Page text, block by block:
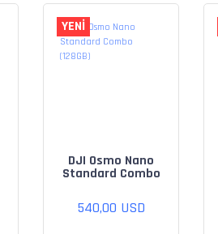
YENİ
DJI Osmo Nano
Standard Combo
540,00 USD